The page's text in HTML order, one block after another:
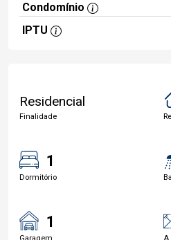
Condomínio
IPTU
Residencial
Finalidade
1
Dormitório
1
Garagem